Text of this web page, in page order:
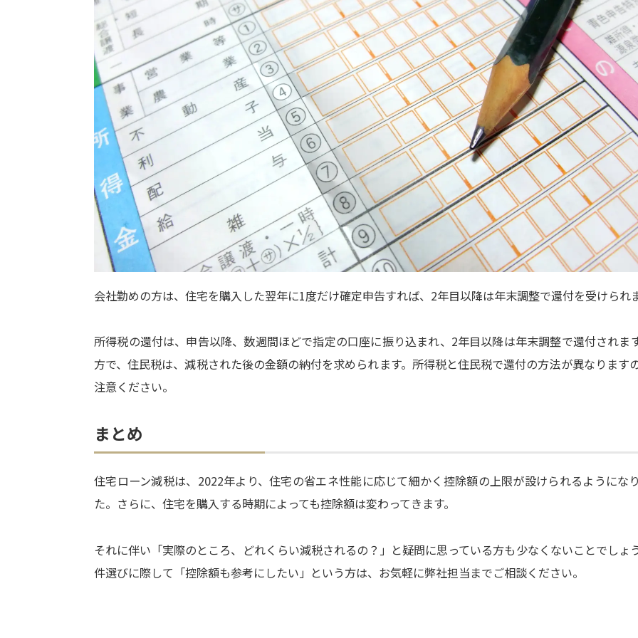
会社勤めの方は、住宅を購入した翌年に1度だけ確定申告すれば、2年目以降は年末調整で還付を受けられ
所得税の還付は、申告以降、数週間ほどで指定の口座に振り込まれ、2年目以降は年末調整で還付されま
方で、住民税は、減税された後の金額の納付を求められます。所得税と住民税で還付の方法が異なります
注意ください。
まとめ
住宅ローン減税は、2022年より、住宅の省エネ性能に応じて細かく控除額の上限が設けられるようにな
た。さらに、住宅を購入する時期によっても控除額は変わってきます。
それに伴い「実際のところ、どれくらい減税されるの？」と疑問に思っている方も少なくないことでしょ
件選びに際して「控除額も参考にしたい」という方は、お気軽に弊社担当までご相談ください。